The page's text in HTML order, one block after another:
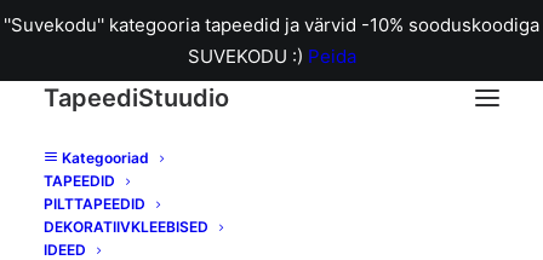
''Suvekodu'' kategooria tapeedid ja värvid -10% sooduskoodiga
SUVEKODU :) Peida
TapeediStuudio
Kategooriad
TAPEEDID
PILTTAPEEDID
DEKORATIIVKLEEBISED
IDEED
Home R18102 Dreamland Monkey Island tapeet